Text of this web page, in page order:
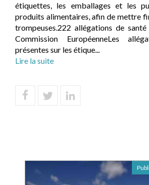
étiquettes, les emballages et les
produits alimentaires, afin de mettre
trompeuses.222 allégations de
Commission EuropéenneLes
présentes sur les étique...
Lire la suite